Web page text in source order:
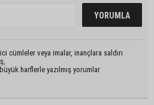
cümleler veya imalar, inançlara saldırı
harflerle yazılmış yorumlar